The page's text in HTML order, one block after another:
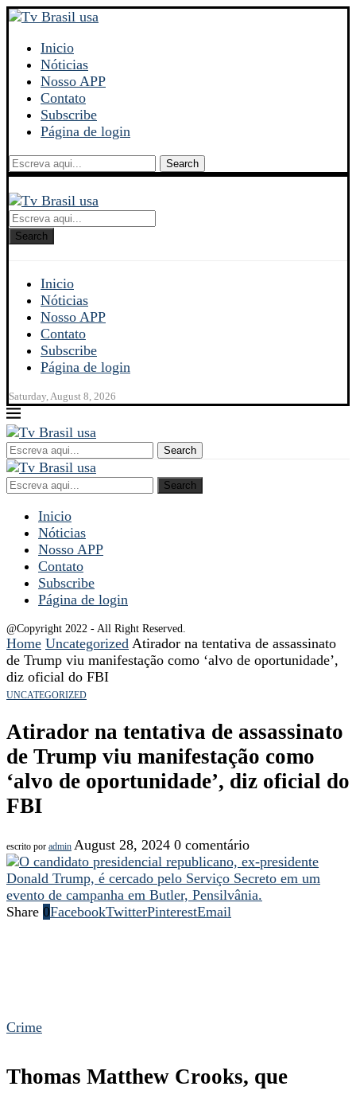
Inicio
Nóticias
Nosso APP
Contato
Subscribe
Página de login
Search
Search
Inicio
Nóticias
Nosso APP
Contato
Subscribe
Página de login
Saturday, August 8, 2026
Search
Search
Inicio
Nóticias
Nosso APP
Contato
Subscribe
Página de login
@Copyright 2022 - All Right Reserved.
Home Uncategorized Atirador na tentativa de assassinato
de Trump viu manifestação como ‘alvo de oportunidade’,
diz oficial do FBI
UNCATEGORIZED
Atirador na tentativa de assassinato
de Trump viu manifestação como
‘alvo de oportunidade’, diz oficial do
FBI
escrito por admin August 28, 2024 0 comentário
Share 0FacebookTwitterPinterestEmail
Crime
Thomas Matthew Crooks, que